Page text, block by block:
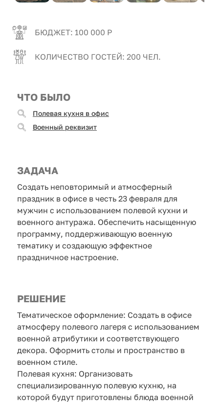
БЮДЖЕТ: 100 000 Р
КОЛИЧЕСТВО ГОСТЕЙ: 200 ЧЕЛ.
ЧТО БЫЛО
Полевая кухня в офис
Военный реквизит
ЗАДАЧА
Создать неповторимый и атмосферный
праздник в офисе в честь 23 февраля для
мужчин с использованием полевой кухни и
военного антуража. Обеспечить насыщенную
программу, поддерживающую военную
тематику и создающую эффектное
праздничное настроение.
РЕШЕНИЕ
Тематическое оформление: Создать в офисе
атмосферу полевого лагеря с использованием
военной атрибутики и соответствующего
декора. Оформить столы и пространство в
военном стиле.
Полевая кухня: Организовать
специализированную полевую кухню, на
которой будут приготовлены блюда военной